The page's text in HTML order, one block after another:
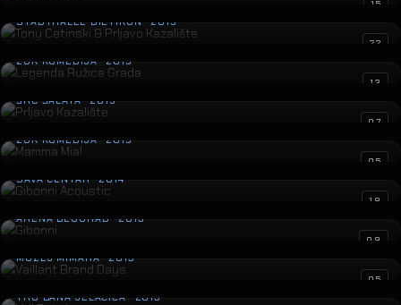
15
Tony Cetinski & Prljavo Kazalište
STADTHALLE DIETIKON · 2015
22
Legenda Ružice Grada
ZGK KOMEDIJA · 2015
13
Prljavo Kazalište
ŠRC ŠALATA · 2015
07
Mamma Mia!
ZGK KOMEDIJA · 2015
05
Gibonni Acoustic
SAVA CENTAR · 2014
18
Gibonni
ARENA BEOGRAD · 2013
09
Vaillant Brand Days
MUZEJ MIMARA · 2013
05
Lidl Event
TRG BANA JELAČIĆA · 2013